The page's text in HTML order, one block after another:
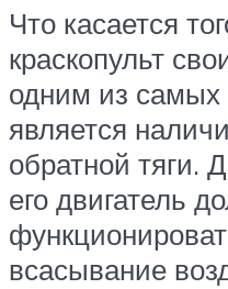
Что касается
краскопульт
одним из
является
обратной тяги.
его двигатель
всасывание